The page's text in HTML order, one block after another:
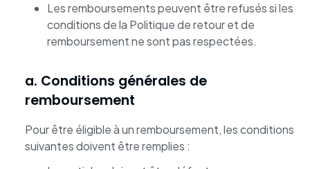
Les remboursements peuvent être refusés si les
conditions de la Politique de retour et de
remboursement ne sont pas respectées.
a. Conditions générales de
remboursement
Pour être éligible à un remboursement, les conditions
suivantes doivent être remplies :